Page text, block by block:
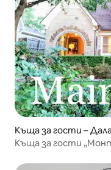
Къща за гости –
Къща за гости